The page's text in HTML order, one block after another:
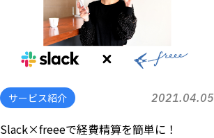
サービス紹介 2021.04.05
Slack×freeeで経費精算を簡単に！